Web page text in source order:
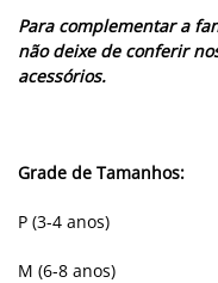
Para complementar a
não deixe de conferir
acessórios.
Grade de Tamanhos:
P (3-4 anos)
M (6-8 anos)